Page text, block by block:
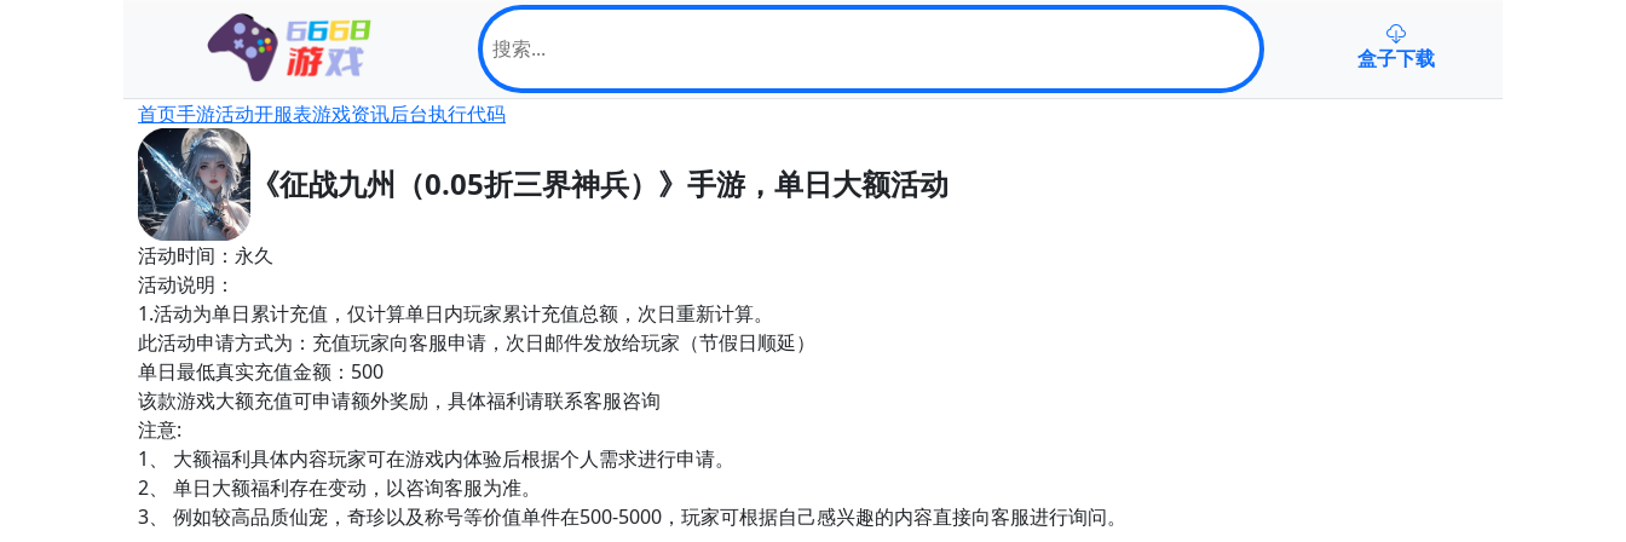
盒子下载
首页手游活动开服表游戏资讯后台执行代码
《征战九州（0.05折三界神兵）》手游，单日大额活动
活动时间：永久
活动说明：
1.活动为单日累计充值，仅计算单日内玩家累计充值总额，次日重新计算。
此活动申请方式为：充值玩家向客服申请，次日邮件发放给玩家（节假日顺延）
单日最低真实充值金额：500
该款游戏大额充值可申请额外奖励，具体福利请联系客服咨询
注意:
1、 大额福利具体内容玩家可在游戏内体验后根据个人需求进行申请。
2、 单日大额福利存在变动，以咨询客服为准。
3、 例如较高品质仙宠，奇珍以及称号等价值单件在500-5000，玩家可根据自己感兴趣的内容直接向客服进行询问。